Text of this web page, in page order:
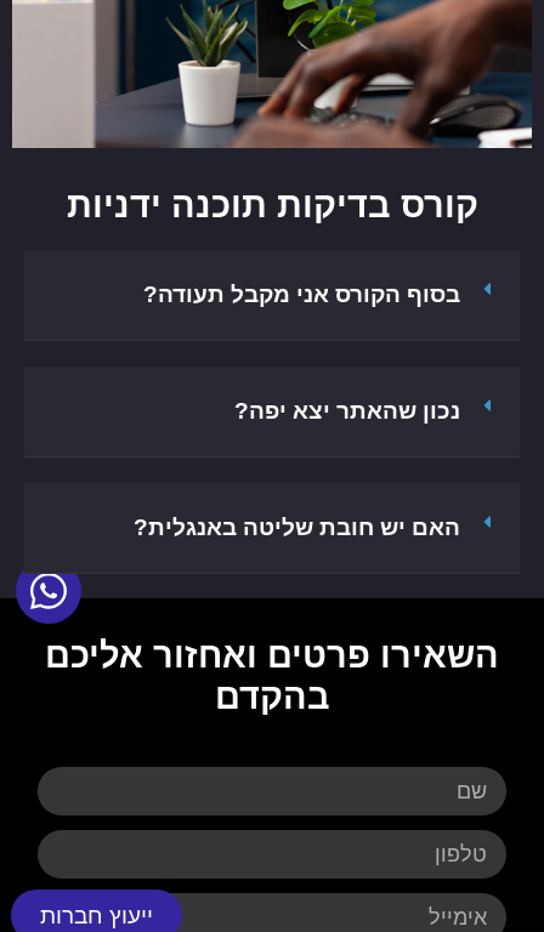
קורס בדיקות תוכנה ידניות
בסוף הקורס אני מקבל תעודה?
נכון שהאתר יצא יפה?
האם יש חובת שליטה באנגלית?
השאירו פרטים ואחזור אליכם
בהקדם
ייעוץ חברות